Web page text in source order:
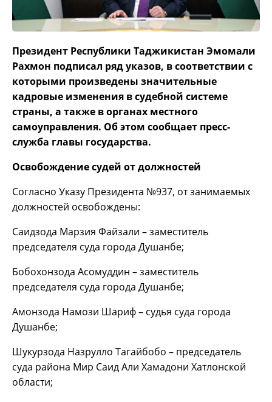
Президент Республики Таджикистан Эмомали
Рахмон подписал ряд указов, в соответствии с
которыми произведены значительные
кадровые изменения в судебной системе
страны, а также в органах местного
самоуправления. Об этом сообщает пресс-
служба главы государства.
Освобождение судей от должностей
Согласно Указу Президента №937, от занимаемых
должностей освобождены:
Саидзода Марзия Файзали – заместитель
председателя суда города Душанбе;
Бобохонзода Асомуддин – заместитель
председателя суда города Душанбе;
Амонзода Намози Шариф – судья суда города
Душанбе;
Шукурзода Назрулло Тагайбобо – председатель
суда района Мир Саид Али Хамадони Хатлонской
области;